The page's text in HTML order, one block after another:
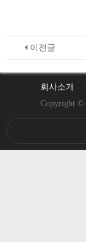
이전글
회사소개
Copyright ©